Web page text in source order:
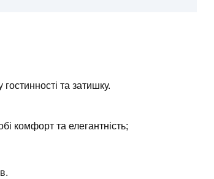
та затишку.
комфорт та елегантність;